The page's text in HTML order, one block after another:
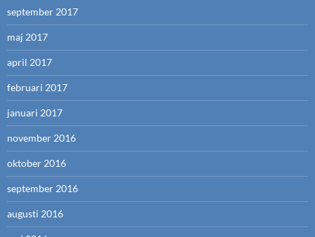
september 2017
maj 2017
april 2017
februari 2017
januari 2017
november 2016
oktober 2016
september 2016
augusti 2016